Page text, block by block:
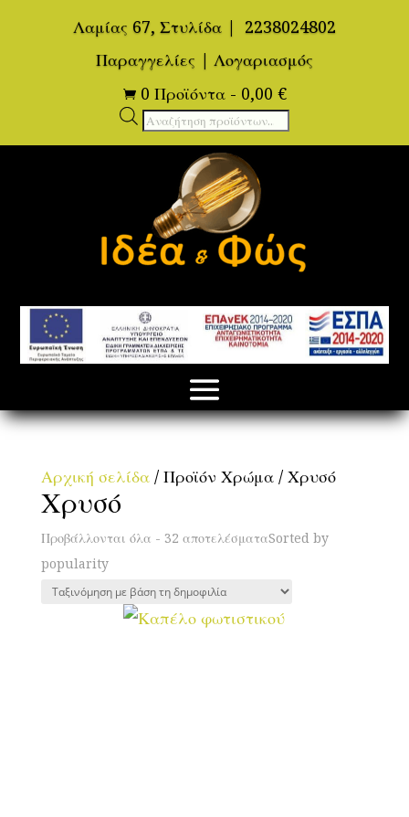
Λαμίας 67, Στυλίδα |
2238024802
Παραγγελίες | Λογαριασμός
 0 Προϊόντα - 0,00 €
Αναζήτηση
προϊόντων
Αρχική σελίδα/ Προϊόν Χρώμα / Χρυσό
Χρυσό
Προβάλλονται όλα - 32 αποτελέσματαSorted by
popularity